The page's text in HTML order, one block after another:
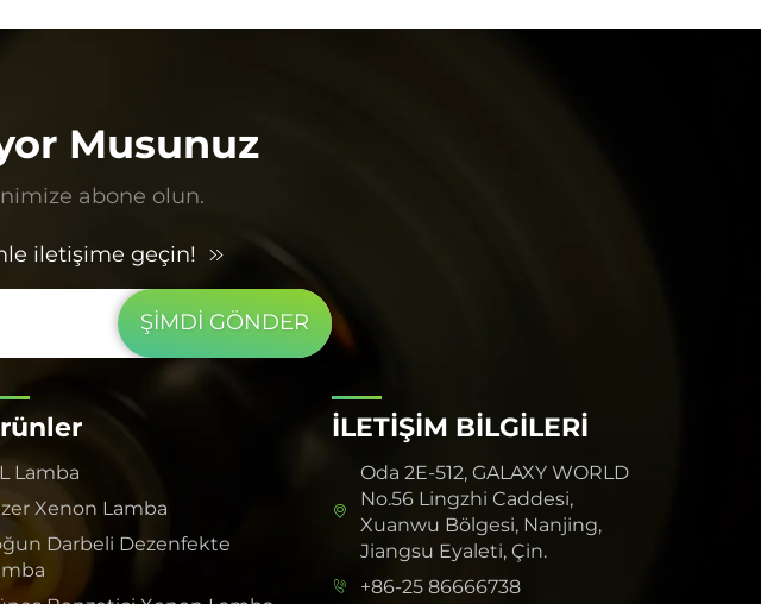
Musunuz
abone olun.
iletişime geçin!
ŞİMDİ GÖNDER
Lamba
Xenon Lamba
Darbeli Dezenfekte
İLETİŞİM BİLGİLERİ
Oda 2E-512, GALAXY WORLD
No.56 Lingzhi Caddesi,
Xuanwu Bölgesi, Nanjing,
Jiangsu Eyaleti, Çin.
+86-25 86666738